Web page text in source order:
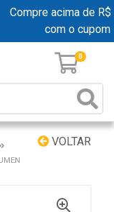
Compre acima de
com o cupom
0
VOLTAR